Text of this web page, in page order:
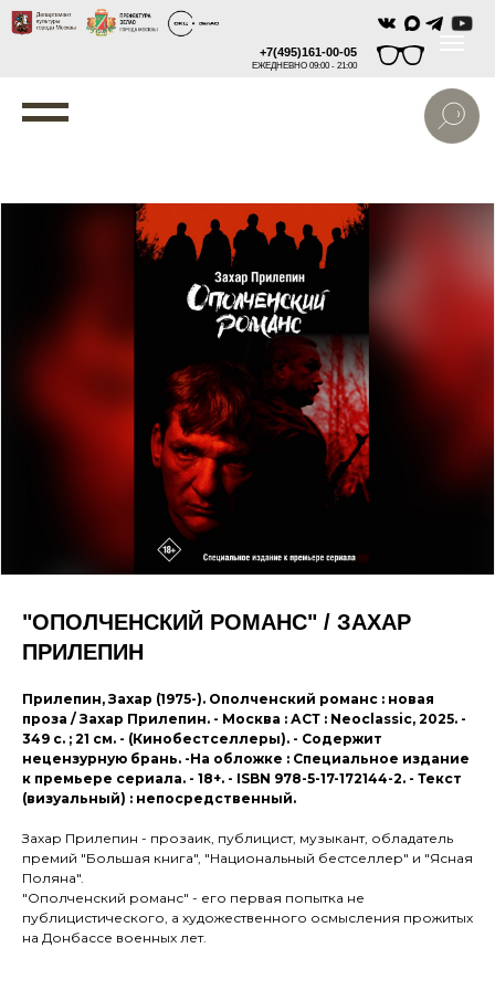
+7(495)161-00-05
ЕЖЕДНЕВНО 09:00 - 21:00
"ОПОЛЧЕНСКИЙ РОМАНС" / ЗАХАР
ПРИЛЕПИН
Прилепин, Захар (1975-). Ополченский романс : новая
проза / Захар Прилепин. - Москва : АСТ : Neoclassic, 2025. -
349 с. ; 21 см. - (Кинобестселлеры). - Содержит
нецензурную брань. -На обложке : Специальное издание
к премьере сериала. - 18+. - ISBN 978-5-17-172144-2. - Текст
(визуальный) : непосредственный.
Захар Прилепин - прозаик, публицист, музыкант, обладатель
премий "Большая книга", "Национальный бестселлер" и "Ясная
Поляна".
"Ополченский романс" - его первая попытка не
публицистического, а художественного осмысления прожитых
на Донбассе военных лет.